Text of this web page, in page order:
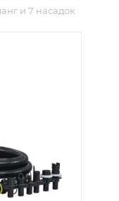
и 7 насадок